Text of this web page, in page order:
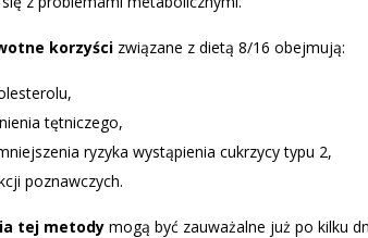
korzyści związane z dietą 8/16 obejmują:
tętniczego,
ryzyka wystąpienia cukrzycy typu 2,
poznawczych.
tej metody mogą być zauważalne już po kilku